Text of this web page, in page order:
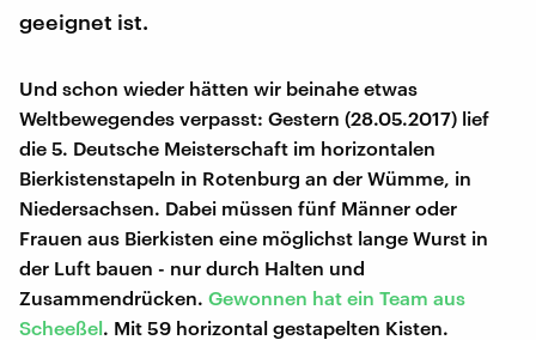
geeignet ist.
Und schon wieder hätten wir beinahe etwas
Weltbewegendes verpasst: Gestern (28.05.2017) lief
die 5. Deutsche Meisterschaft im horizontalen
Bierkistenstapeln in Rotenburg an der Wümme, in
Niedersachsen. Dabei müssen fünf Männer oder
Frauen aus Bierkisten eine möglichst lange Wurst in
der Luft bauen - nur durch Halten und
Zusammendrücken. Gewonnen hat ein Team aus
Scheeßel. Mit 59 horizontal gestapelten Kisten.